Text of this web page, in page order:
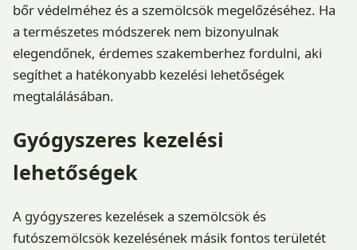
bőr védelméhez és a szemölcsök megelőzéséhez. Ha
a természetes módszerek nem bizonyulnak
elegendőnek, érdemes szakemberhez fordulni, aki
segíthet a hatékonyabb kezelési lehetőségek
megtalálásában.
Gyógyszeres kezelési
lehetőségek
A gyógyszeres kezelések a szemölcsök és
futószemölcsök kezelésének másik fontos területét